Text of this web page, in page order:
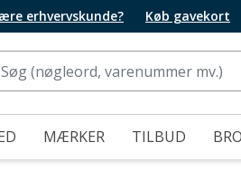
erhvervskunde? Køb gavekort
MÆRKER TILBUD